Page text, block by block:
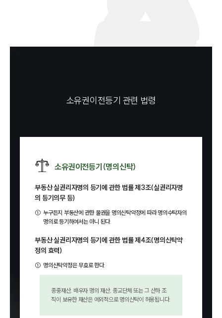
소유권이전등기 관련 법령
소유권이전등기(명의신탁)
부동산 실권리자명의 등기에 관한 법률 제3조(실권리자명
의 등기의무 등)
① 누구든지 부동산에 관한 물권을 명의신탁약정에 따라 명의수탁자의
명의로 등기하여서는 아니 된다.
부동산 실권리자명의 등기에 관한 법률 제4조(명의신탁약
정의 효력)
① 명의신탁약정은 무효로 한다.
종중재산, 배우자 명의 재산, 종교단체 또는 그 산하 조
직이 보유한 재산은 예외적으로 명의신탁이 허용됩니다.